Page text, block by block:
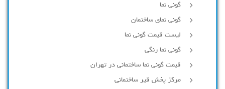
گونی نما
گونی نمای ساختمان
لیست قیمت گونی نما
گونی نما رنگی
قیمت گونی نما ساختمانی در تهران
مرکز پخش قیر ساختمانی